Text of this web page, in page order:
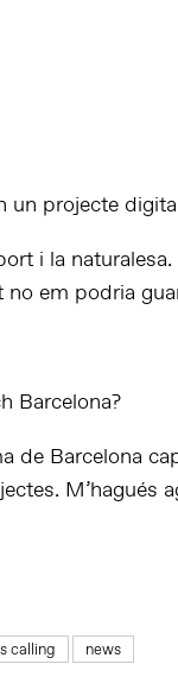
un projecte
i la
no em podria
Barcelona?
de Barcelona
M’hagués
calling news